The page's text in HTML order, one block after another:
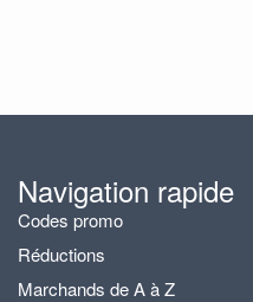
Navigation rapide
Codes promo
Réductions
Marchands de A à Z